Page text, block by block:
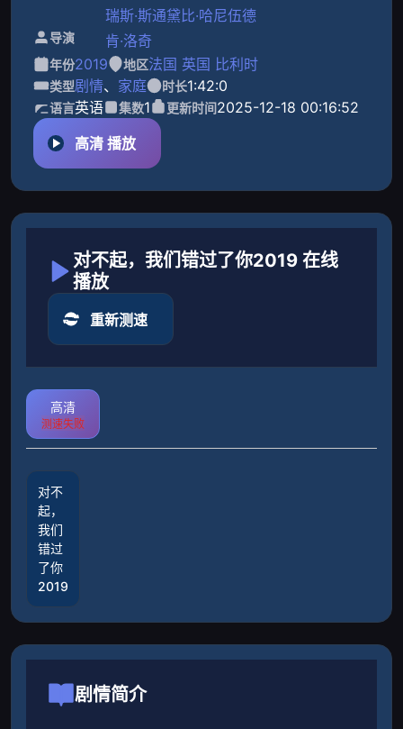
瑞斯·斯通黛比·哈尼伍德
导演 肯·洛奇
年份2019 地区法国 英国 比利时
类型剧情、 家庭 时长1:42:0
语言英语 集数1 更新时间2025-12-18 00:16:52
高清 播放
对不起，我们错过了你2019 在线
播放
重新测速
高清
测速失败
对不
起，
我们
错过
了你
2019
剧情简介